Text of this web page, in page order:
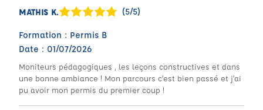
MATHIS K. (5/5)
Formation : Permis B
Date : 01/07/2026
Moniteurs pédagogiques , les leçons constructives et dans
une bonne ambiance ! Mon parcours c’est bien passé et j’ai
pu avoir mon permis du premier coup !